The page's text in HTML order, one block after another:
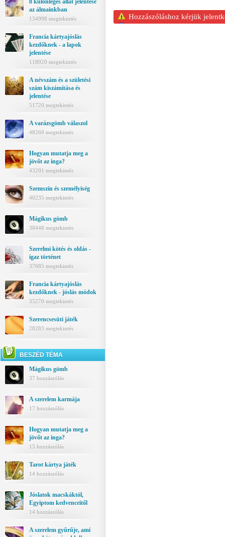
8 különleges állat jelentése
az álmainkban
134998 megtekintés
Francia kártyajóslás
kezdőknek - a lapok
jelentése
118020 megtekintés
A névszám és a születési
szám kiszámítása és
jelentése
51720 megtekintés
A varázsgömb válaszol
48269 megtekintés
Hogyan mutatja meg a
jövőt az inga?
43201 megtekintés
Szemszín és személyiség
40235 megtekintés
Mágikus gömb
38448 megtekintés
Szerelmi kötés és oldás -
igaz történet
37685 megtekintés
Francia kártyajóslás
kezdőknek - jóslás módok
35270 megtekintés
Szerencsesüti játék
28283 megtekintés
BESZÉD TÉMA
Mágikus gömb
37 hozzászólás
A szerelem karmája
17 hozzászólás
Hogyan mutatja meg a
jövőt az inga?
15 hozzászólás
Tarot kártya játék
14 hozzászólás
Jóslatok macskáktól,
Egyiptom kedvenceitől
14 hozzászólás
A szerelem gyűrűje, ami
Hozzászóláshoz kérjük